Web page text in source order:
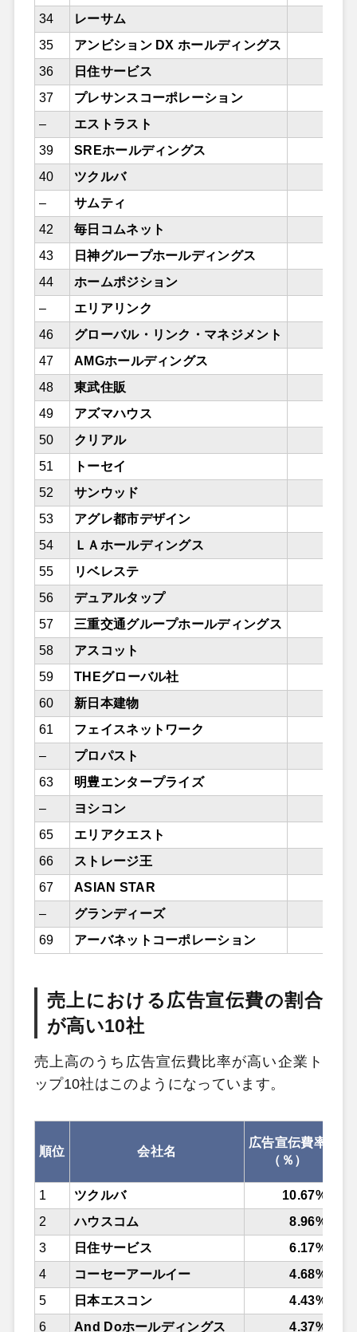
34
レーサム
35
アンビション DX ホールディングス
36
日住サービス
37
プレサンスコーポレーション
–
エストラスト
39
SREホールディングス
40
ツクルバ
–
サムティ
42
毎日コムネット
43
日神グループホールディングス
44
ホームポジション
–
エリアリンク
46
グローバル・リンク・マネジメント
47
AMGホールディングス
48
東武住販
49
アズマハウス
50
クリアル
51
トーセイ
52
サンウッド
53
アグレ都市デザイン
54
ＬＡホールディングス
55
リベレステ
56
デュアルタップ
57
三重交通グループホールディングス
58
アスコット
59
THEグローバル社
60
新日本建物
61
フェイスネットワーク
–
プロパスト
63
明豊エンタープライズ
–
ヨシコン
65
エリアクエスト
66
ストレージ王
67
ASIAN STAR
–
グランディーズ
69
アーバネットコーポレーション
売上における広告宣伝費の割合
が高い10社
売上高のうち広告宣伝費比率が高い企業ト
ップ10社はこのようになっています。
順位 会社名
広告宣伝費率
（％）
1
ツクルバ
10.67%
2
ハウスコム
8.96%
3
日住サービス
6.17%
4
コーセーアールイー
4.68%
5
日本エスコン
4.43%
6
And Doホールディングス 4.37%